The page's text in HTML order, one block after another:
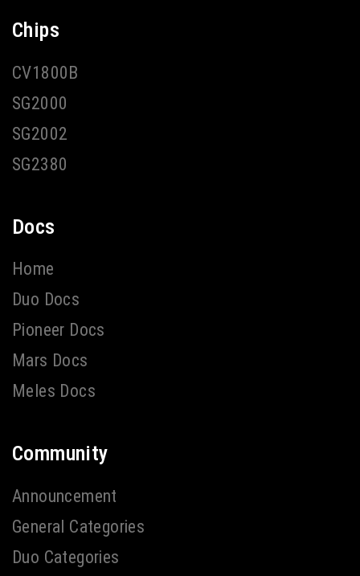
Chips
CV1800B
SG2000
SG2002
SG2380
Docs
Home
Duo Docs
Pioneer Docs
Mars Docs
Meles Docs
Community
Announcement
General Categories
Duo Categories